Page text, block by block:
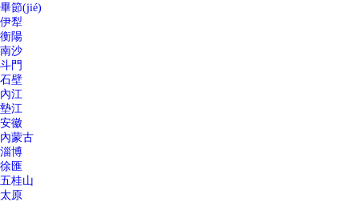
畢節(jié)
伊犁
衡陽
南沙
斗門
石壁
內江
墊江
安徽
內蒙古
淄博
徐匯
五桂山
太原